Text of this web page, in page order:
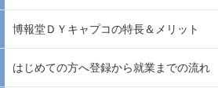
博報堂ＤＹキャプコの特長＆メリット
はじめての方へ登録から就業までの流れ